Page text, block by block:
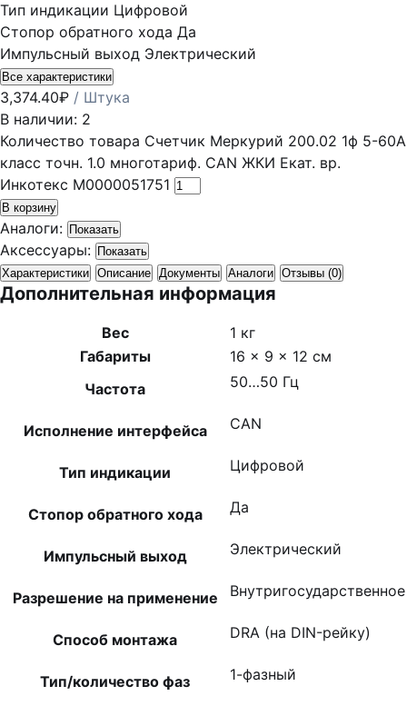
Тип индикации Цифровой
Стопор обратного хода Да
Импульсный выход Электрический
Все характеристики
3,374.40₽ / Штука
В наличии: 2
Количество товара Счетчик Меркурий 200.02 1ф 5-60А
класс точн. 1.0 многотариф. CAN ЖКИ Екат. вр.
Инкотекс М0000051751
В корзину
Аналоги: Показать
Аксессуары: Показать
Характеристики Описание Документы Аналоги Отзывы (0)
Дополнительная информация
Вес
1 кг
Габариты
16 × 9 × 12 см
Частота
50…50 Гц
Исполнение интерфейса CAN
Тип индикации Цифровой
Стопор обратного хода Да
Импульсный выход Электрический
Разрешение на применение Внутригосударственное
Способ монтажа DRA (на DIN-рейку)
Тип/количество фаз 1-фазный